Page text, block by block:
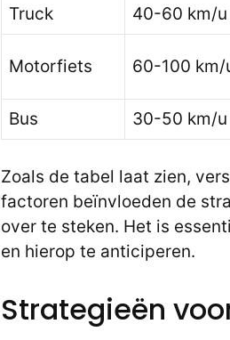
Truck
40-60 km/u
Motorfiets 60-100 km/
Bus
30-50 km/u
Zoals de tabel laat zien,
factoren beïnvloeden de
over te steken. Het is
en hierop te anticiperen.
Strategieën